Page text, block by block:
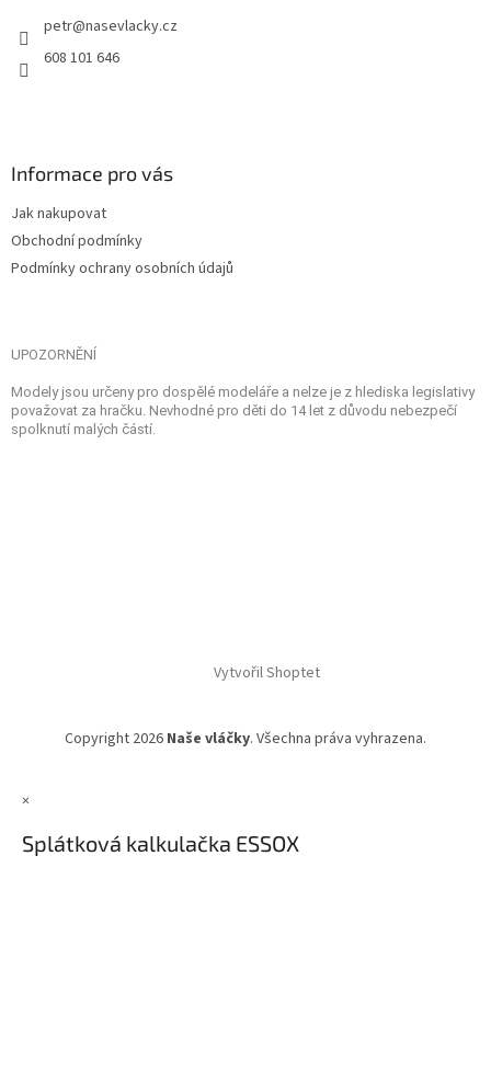
petr@nasevlacky.cz
608 101 646
Informace pro vás
Jak nakupovat
Obchodní podmínky
Podmínky ochrany osobních údajů
UPOZORNĚNÍ
Modely jsou určeny pro dospělé modeláře a nelze je z hlediska legislativy
považovat za hračku. Nevhodné pro děti do 14 let z důvodu nebezpečí
spolknutí malých částí.
Vytvořil Shoptet
Copyright 2026 Naše vláčky. Všechna práva vyhrazena.
×
Splátková kalkulačka ESSOX